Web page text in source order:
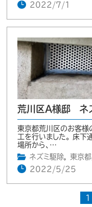
2022/7/1
荒川区A様邸 ネ
東京都荒川区のお客様
工を行いました。 床下
場所から、…
ネズミ駆除, 東京都
2022/5/25
1